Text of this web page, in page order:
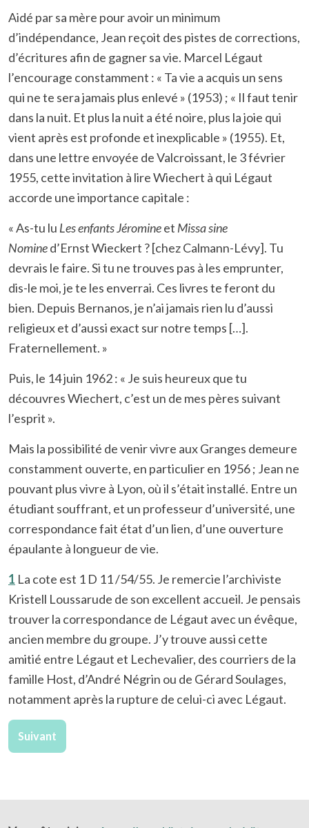
Aidé par sa mère pour avoir un minimum
d’indépendance, Jean reçoit des pistes de corrections,
d’écritures afin de gagner sa vie. Marcel Légaut
l’encourage constamment : « Ta vie a acquis un sens
qui ne te sera jamais plus enlevé » (1953) ; « Il faut tenir
dans la nuit. Et plus la nuit a été noire, plus la joie qui
vient après est profonde et inexplicable » (1955). Et,
dans une lettre envoyée de Valcroissant, le 3 février
1955, cette invitation à lire Wiechert à qui Légaut
accorde une importance capitale :
« As-tu lu Les enfants Jéromineet Missa sine
Nomined’Ernst Wieckert ? [chez Calmann-Lévy]. Tu
devrais le faire. Si tu ne trouves pas à les emprunter,
dis-le moi, je te les enverrai. Ces livres te feront du
bien. Depuis Bernanos, je n’ai jamais rien lu d’aussi
religieux et d’aussi exact sur notre temps […].
Fraternellement. »
Puis, le 14 juin 1962 : « Je suis heureux que tu
découvres Wiechert, c’est un de mes pères suivant
l’esprit ».
Mais la possibilité de venir vivre aux Granges demeure
constamment ouverte, en particulier en 1956 ; Jean ne
pouvant plus vivre à Lyon, où il s’était installé. Entre un
étudiant souffrant, et un professeur d’université, une
correspondance fait état d’un lien, d’une ouverture
épaulante à longueur de vie.
1 La cote est 1 D 11 /54/55. Je remercie l’archiviste
Kristell Loussarude de son excellent accueil. Je pensais
trouver la correspondance de Légaut avec un évêque,
ancien membre du groupe. J’y trouve aussi cette
amitié entre Légaut et Lechevalier, des courriers de la
famille Host, d’André Négrin ou de Gérard Soulages,
notamment après la rupture de celui-ci avec Légaut.
Article suivant : Écriture et enfantement à soi : en juin
Suivant